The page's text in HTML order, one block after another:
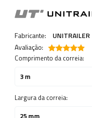
Fabricante:
UNITRAILER
Avaliação:
Comprimento da correia:
3 m
Largura da correia: